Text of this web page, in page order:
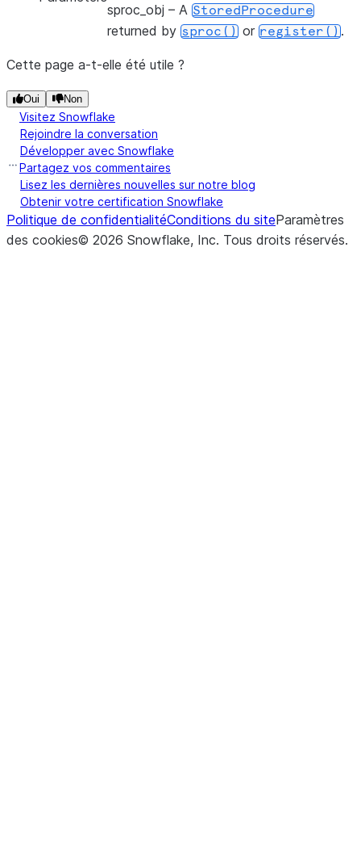
sproc_obj – A StoredProcedure
returned by sproc() or register().
Cette page a-t-elle été utile ?
Oui Non
Visitez Snowflake
Rejoindre la conversation
Développer avec Snowflake
Partagez vos commentaires
Lisez les dernières nouvelles sur notre blog
Obtenir votre certification Snowflake
Politique de confidentialitéConditions du siteParamètres
des cookies© 2026 Snowflake, Inc. Tous droits réservés.